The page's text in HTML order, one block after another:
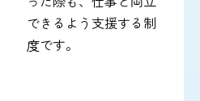
できるよう支援する制
度です。